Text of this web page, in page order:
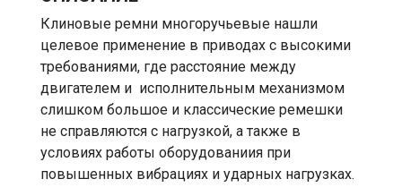
Клиновые ремни многоручьевые нашли
целевое применение в приводах с высокими
требованиями, где расстояние между
двигателем и исполнительным механизмом
слишком большое и классические ремешки
не справляются с нагрузкой, а также в
условиях работы оборудованиия при
повышенных вибрациях и ударных нагрузках.